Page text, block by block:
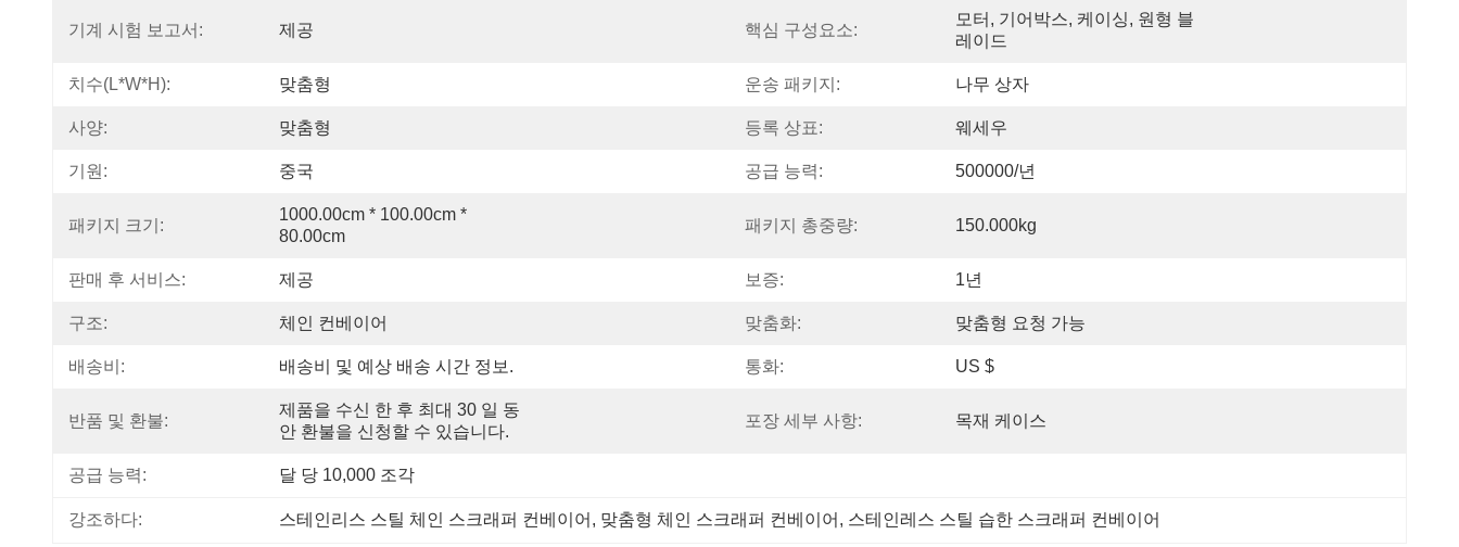
기계 시험 보고서: 제공 핵심 구성요소:
모터, 기어박스, 케이싱, 원형 블
레이드
치수(l*w*h): 맞춤형 운송 패키지: 나무 상자
사양: 맞춤형 등록 상표: 웨세우
기원: 중국 공급 능력: 500000/년
패키지 크기:
1000.00cm * 100.00cm *
80.00cm
패키지 총중량: 150.000kg
판매 후 서비스: 제공 보증: 1년
구조: 체인 컨베이어 맞춤화: 맞춤형 요청 가능
배송비: 배송비 및 예상 배송 시간 정보. 통화: US $
반품 및 환불:
제품을 수신 한 후 최대 30 일 동
안 환불을 신청할 수 있습니다.
포장 세부 사항: 목재 케이스
공급 능력: 달 당 10,000 조각
강조하다: 스테인리스 스틸 체인 스크래퍼 컨베이어 , 맞춤형 체인 스크래퍼 컨베이어 , 스테인레스 스틸 습한 스크래퍼 컨베이어